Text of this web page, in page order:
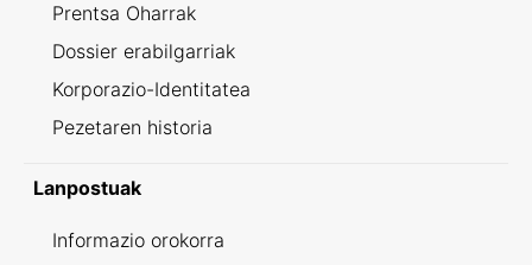
Prentsa Oharrak
Dossier erabilgarriak
Korporazio-Identitatea
Pezetaren historia
Lanpostuak
Informazio orokorra